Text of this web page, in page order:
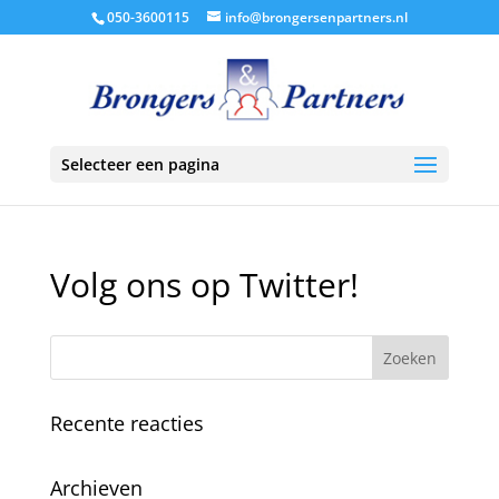
050-3600115 info@brongersenpartners.nl
Selecteer een pagina
Volg ons op Twitter!
Recente reacties
Archieven